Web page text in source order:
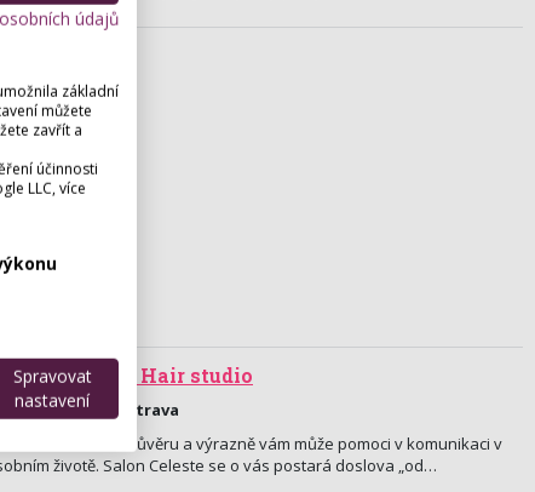
salon & Hair studio
100/12, Ostrava
vám dodá sebedůvěru a výrazně vám může pomoci v komunikaci v
životě. Salon Celeste se o vás postará doslova „od…
údajů
základní
můžete
zavřít a
účinnosti
LLC, více
Spravovat
nastavení